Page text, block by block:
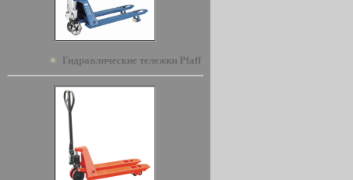
Гидравлические тележки Pfaff